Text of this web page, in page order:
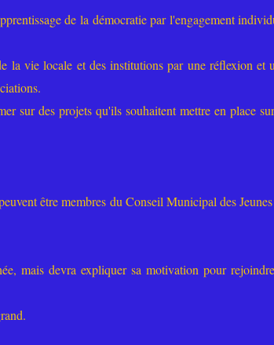
de la démocratie par l'engagement
la vie locale et des institutions par une réflexion et
sur des projets qu'ils souhaitent mettre en place
être membres du Conseil Municipal des
mais devra expliquer sa motivation pour